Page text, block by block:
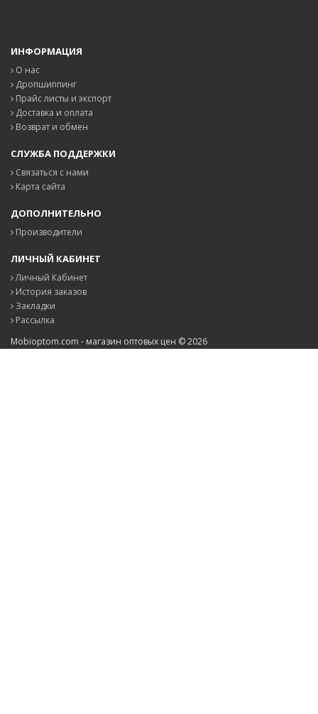
ИНФОРМАЦИЯ
О нас
Дропшиппинг
Прайс листы и экспорт
Доставка и оплата
Возврат и обмен
СЛУЖБА ПОДДЕРЖКИ
Связаться с нами
Карта сайта
ДОПОЛНИТЕЛЬНО
Производители
ЛИЧНЫЙ КАБИНЕТ
Личный Кабинет
История заказов
Закладки
Рассылка
Mobioptom.com - магазин оптовых цен © 2026